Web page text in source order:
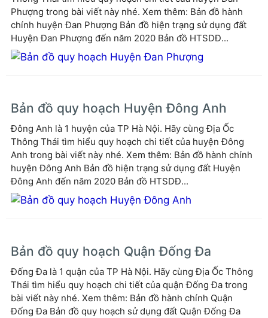
Phượng trong bài viết này nhé. Xem thêm: Bản đồ hành
chính huyện Đan Phượng Bản đồ hiện trạng sử dụng đất
Huyện Đan Phượng đến năm 2020 Bản đồ HTSDĐ...
Bản đồ quy hoạch Huyện Đông Anh
Đông Anh là 1 huyện của TP Hà Nội. Hãy cùng Địa Ốc
Thông Thái tìm hiểu quy hoạch chi tiết của huyện Đông
Anh trong bài viết này nhé. Xem thêm: Bản đồ hành chính
huyện Đông Anh Bản đồ hiện trạng sử dụng đất Huyện
Đông Anh đến năm 2020 Bản đồ HTSDĐ...
Bản đồ quy hoạch Quận Đống Đa
Đống Đa là 1 quận của TP Hà Nội. Hãy cùng Địa Ốc Thông
Thái tìm hiểu quy hoạch chi tiết của quận Đống Đa trong
bài viết này nhé. Xem thêm: Bản đồ hành chính Quận
Đống Đa Bản đồ quy hoạch sử dụng đất Quận Đống Đa